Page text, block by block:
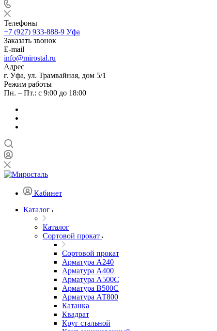
Телефоны
+7 (927) 933-888-9 Уфа
Заказать звонок
E-mail
info@mirostal.ru
Адрес
г. Уфа, ул. Трамвайная, дом 5/1
Режим работы
Пн. – Пт.: с 9:00 до 18:00
Кабинет
Каталог
Каталог
Сортовой прокат
Сортовой прокат
Арматура А240
Арматура А400
Арматура А500C
Арматура В500С
Арматура АТ800
Катанка
Квадрат
Круг стальной